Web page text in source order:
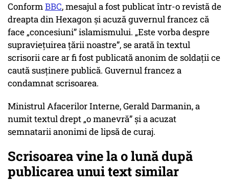
ConformBBC, mesajul a fost publicat într-o revistă de
dreapta din Hexagon și acuză guvernul francez că
face „concesiuni” islamismului. „Este vorba despre
supraviețuirea țării noastre”, se arată în textul
scrisorii care ar fi fost publicată anonim de soldații ce
caută susținere publică. Guvernul francez a
condamnat scrisoarea.
Ministrul Afacerilor Interne, Gerald Darmanin, a
numit textul drept „o manevră” și a acuzat
semnatarii anonimi de lipsă de curaj.
Scrisoarea vine la o lună după
publicarea unui text similar